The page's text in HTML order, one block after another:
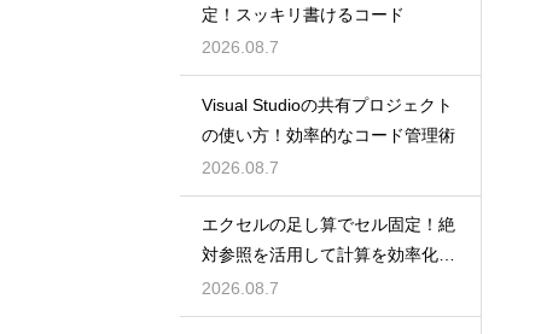
定！スッキリ書けるコード
2026.08.7
Visual Studioの共有プロジェクト
の使い方！効率的なコード管理術
2026.08.7
エクセルの足し算でセル固定！絶
対参照を活用して計算を効率化し
よう
2026.08.7